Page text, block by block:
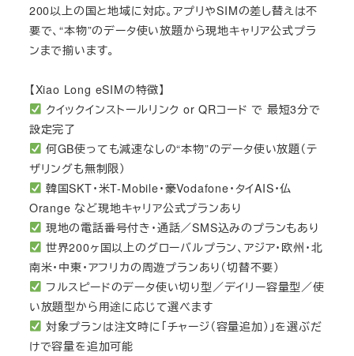
200以上の国と地域に対応。アプリやSIMの差し替えは不
要で、“本物”のデータ使い放題から現地キャリア公式プラ
ンまで揃います。
【Xiao Long eSIMの特徴】
クイックインストールリンク or QRコード で 最短3分で
設定完了
何GB使っても減速なしの“本物”のデータ使い放題（テ
ザリングも無制限）
韓国SKT・米T-Mobile・豪Vodafone・タイAIS・仏
Orange など現地キャリア公式プランあり
現地の電話番号付き・通話／SMS込みのプランもあり
世界200ヶ国以上のグローバルプラン、アジア・欧州・北
南米・中東・アフリカの周遊プランあり（切替不要）
フルスピードのデータ使い切り型／デイリー容量型／使
い放題型から用途に応じて選べます
対象プランは注文時に「チャージ（容量追加）」を選ぶだ
けで容量を追加可能